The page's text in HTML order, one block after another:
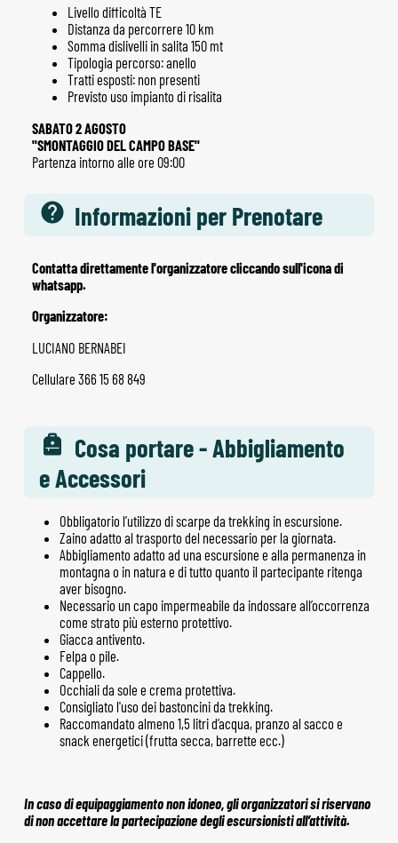
Livello difficoltà TE
Distanza da percorrere 10 km
Somma dislivelli in salita 150 mt
Tipologia percorso: anello
Tratti esposti: non presenti
Previsto uso impianto di risalita
SABATO 2 AGOSTO
"SMONTAGGIO DEL CAMPO BASE"
Partenza intorno alle ore 09:00
Informazioni per Prenotare
Contatta direttamente l'organizzatore cliccando sull'icona di
whatsapp.
Organizzatore:
LUCIANO BERNABEI
Cellulare 366 15 68 849
Cosa portare - Abbigliamento
e Accessori
Obbligatorio l’utilizzo di scarpe da trekking in escursione.
Zaino adatto al trasporto del necessario per la giornata.
Abbigliamento adatto ad una escursione e alla permanenza in
montagna o in natura e di tutto quanto il partecipante ritenga
aver bisogno.
Necessario un capo impermeabile da indossare all’occorrenza
come strato più esterno protettivo.
Giacca antivento.
Felpa o pile.
Cappello.
Occhiali da sole e crema protettiva.
Consigliato l'uso dei bastoncini da trekking.
Raccomandato almeno 1,5 litri d’acqua, pranzo al sacco e
snack energetici (frutta secca, barrette ecc.)
In caso di equipaggiamento non idoneo, gli organizzatori si riservano
di non accettare la partecipazione degli escursionisti all’attività.